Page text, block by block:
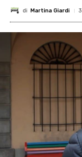
di Martina Giardi